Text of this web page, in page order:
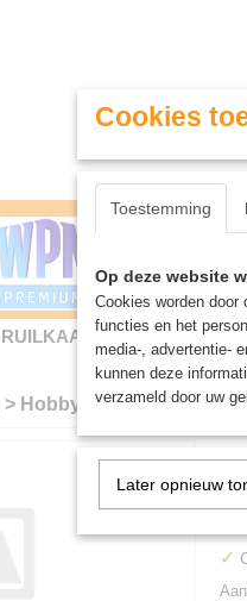
RUILKAARTEN
> Hobby Brush: Drybrush
€
✓
Cookies
Toestemming
Op deze website
Cookies worden door
functies en het
media-, advertentie-
kunnen deze
verzameld door uw
Later opnieuw